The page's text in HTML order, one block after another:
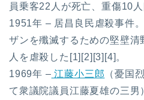
員乗客22人が死亡、重傷10人
1951年 – 居昌良民虐殺事件
ザンを殲滅するための堅壁
人を虐殺した[1][2][3][4]。
1969年 – 江藤小三郎 （憂国
て衆議院議員江藤夏雄の三